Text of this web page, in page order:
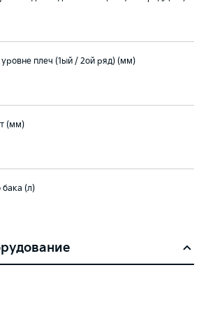
плеч (1ый / 2ой ряд) (мм)
(мм)
(л)